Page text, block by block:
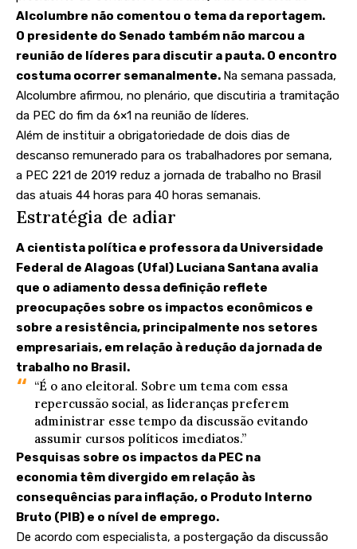
Alcolumbre não comentou o tema da reportagem.
O presidente do Senado também não marcou a
reunião de líderes para discutir a pauta. O encontro
costuma ocorrer semanalmente. Na semana passada,
Alcolumbre afirmou, no plenário, que discutiria a tramitação
da PEC do fim da 6×1 na reunião de líderes.
Além de instituir a obrigatoriedade de dois dias de
descanso remunerado para os trabalhadores por semana,
a PEC 221 de 2019 reduz a jornada de trabalho no Brasil
das atuais 44 horas para 40 horas semanais.
Estratégia de adiar
A cientista política e professora da Universidade
Federal de Alagoas (Ufal) Luciana Santana avalia
que o adiamento dessa definição reflete
preocupações sobre os impactos econômicos e
sobre a resistência, principalmente nos setores
empresariais, em relação à redução da jornada de
trabalho no Brasil.
“É o ano eleitoral. Sobre um tema com essa
repercussão social, as lideranças preferem
administrar esse tempo da discussão evitando
assumir cursos políticos imediatos.”
Pesquisas sobre os impactos da PEC na
economia têm divergido em relação às
consequências para inflação, o Produto Interno
Bruto (PIB) e o nível de emprego.
De acordo com especialista, a postergação da discussão